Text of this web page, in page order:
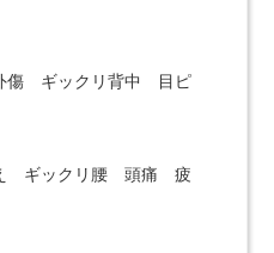
傷 ギックリ背中 目ピ
ギックリ腰 頭痛 疲